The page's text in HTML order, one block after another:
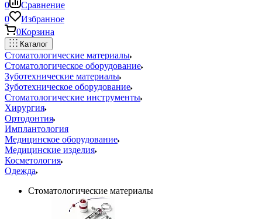
0
Сравнение
0
Избранное
0Корзина
Каталог
Стоматологические материалы
Стоматологическое оборудование
Зуботехнические материалы
Зуботехническое оборудование
Стоматологические инструменты
Хирургия
Ортодонтия
Имплантология
Медицинское оборудование
Медицинские изделия
Косметология
Одежда
Стоматологические материалы